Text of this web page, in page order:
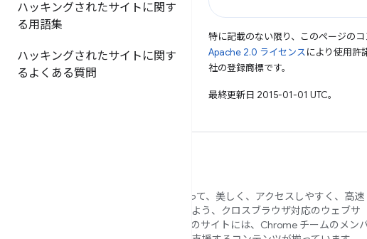
ハッキングされたサイトに関す
る用語集
ハッキングされたサイトに関す
るよくある質問
特に記載のない限り、このページの
Apache 2.0 ライセンスにより使用許
社の登録商標です。
最終更新日 2015-01-01 UTC。
Google では、すべてのユーザーにとって、美しく、アクセスしやすく、高速
で、安全なウェブサイトを構築できるよう、クロスブラウザ対応のウェブサ
イトを作成したいと考えています。このサイトには、Chrome チームのメン